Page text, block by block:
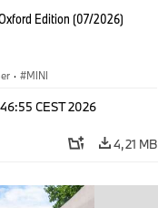
Edition (07/2026)
· MINI
CEST 2026
4,21 MB